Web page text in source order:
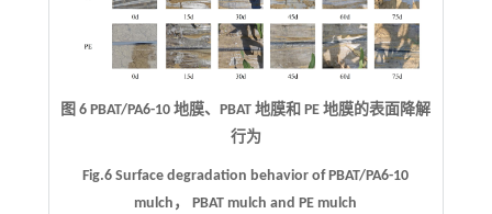
图 6 PBAT/PA6-10 地膜、PBAT 地膜和 PE 地膜的表面降解
行为
Fig.6 Surface degradation behavior of PBAT/PA6-10
mulch， PBAT mulch and PE mulch